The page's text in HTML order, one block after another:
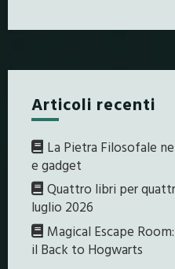
Articoli recenti
La Pietra Filosofale
e gadget
Quattro libri per
luglio 2026
Magical Escape
il Back to Hogwarts